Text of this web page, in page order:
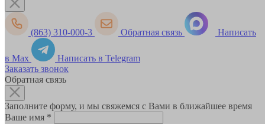
(863) 310-000-3 Обратная связь Написать
в Max
Написать в Telegram
Заказать звонок
Обратная связь
Заполните форму, и мы свяжемся с Вами в ближайшее время
Ваше имя *